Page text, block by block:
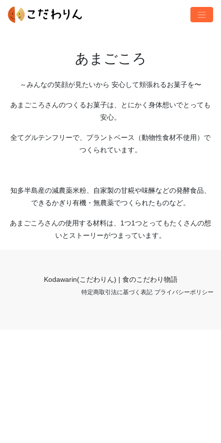
あまごころ
～みんなの笑顔が見たいから 安心して頬張れるお菓子を〜
あまごころさんのつくるお菓子は、とにかく身体想いでとっても
安心。
全てグルテンフリーで、プラントベース（動物性食材不使用）で
つくられています。
知多半島産の減農薬米粉、自家製の甘糀や味醂などの発酵食品、
できるかぎり有機・無農薬でつくられたものなど。
あまごころさんの使用する材料は、1つ1つとってもたくさんの想
いとストーリーがつまっています。
Kodawarin(こだわりん) | 食のこだわり物語
特定商取引法に基づく表記 プライバシーポリシー